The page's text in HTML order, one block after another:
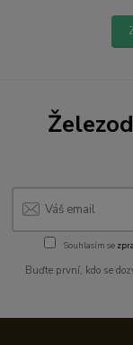
Souhlasím se
Buďte první, kdo se